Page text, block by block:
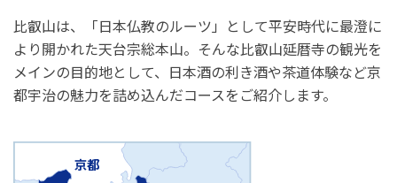
比叡山は、「日本仏教のルーツ」として平安時代に最澄に
より開かれた天台宗総本山。そんな比叡山延暦寺の観光を
メインの目的地として、日本酒の利き酒や茶道体験など京
都宇治の魅力を詰め込んだコースをご紹介します。
京都